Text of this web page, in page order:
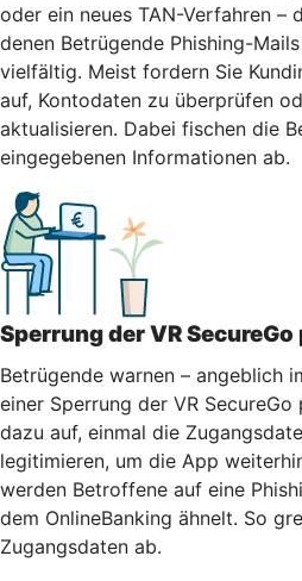
oder ein neues TAN-Verfahren –
denen Betrügende Phishing-
vielfältig. Meist fordern Sie
auf, Kontodaten zu überprüfen
aktualisieren. Dabei fischen die
eingegebenen Informationen ab.
Sperrung der VR
Betrügende warnen – angeblich
einer Sperrung der VR
dazu auf, einmal die
legitimieren, um die App
werden Betroffene auf eine
dem OnlineBanking ähnelt. So
Zugangsdaten ab.